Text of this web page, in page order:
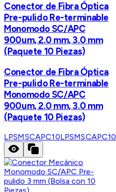
Conector de Fibra Óptica
Pre-pulido Re-terminable
Monomodo SC/APC
900um, 2.0 mm, 3.0 mm
(Paquete 10 Piezas)
Conector de Fibra Óptica
Pre-pulido Re-terminable
Monomodo SC/APC
900um, 2.0 mm, 3.0 mm
(Paquete 10 Piezas)
LPSMSCAPC10LPSMSCAPC10